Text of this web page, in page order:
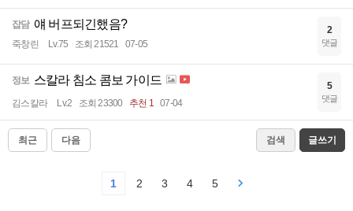
잡담 얘 버프되긴했음?
죽창린 Lv.75 조회 21521 07-05
2
댓글
정보 스칼라 침소 콤보 가이드
김스칼라 Lv.2 조회 23300 추천 1 07-04
5
댓글
최근 다음 검색 글쓰기
1 2 3 4 5